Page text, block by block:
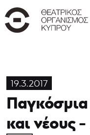
19.3.2017
Παγκόσμια
και νέους